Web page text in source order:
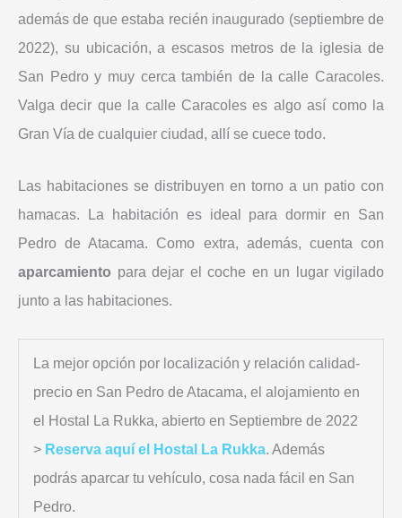
además de que estaba recién inaugurado (septiembre de
2022), su ubicación, a escasos metros de la iglesia de
San Pedro y muy cerca también de la calle Caracoles.
Valga decir que la calle Caracoles es algo así como la
Gran Vía de cualquier ciudad, allí se cuece todo.
Las habitaciones se distribuyen en torno a un patio con
hamacas. La habitación es ideal para dormir en San
Pedro de Atacama. Como extra, además, cuenta con
aparcamiento para dejar el coche en un lugar vigilado
junto a las habitaciones.
La mejor opción por localización y relación calidad-
precio en San Pedro de Atacama, el alojamiento en
el Hostal La Rukka, abierto en Septiembre de 2022
> Reserva aquí el Hostal La Rukka. Además
podrás aparcar tu vehículo, cosa nada fácil en San
Pedro.